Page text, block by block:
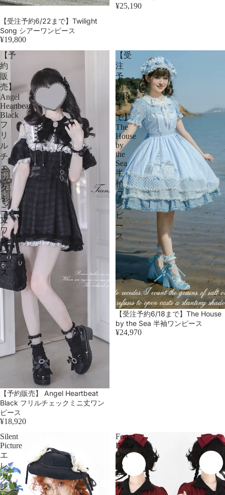
売り切れ
【受注予約6/22まで】Twilight
Song シアーワンピース
¥19,800
¥25,190
【予
約
販
売】
Angel
Heartbeat
Black
フ
リ
ル
チ
ェ
ッ
ク
ミ
ニ
丈
ワ
ン
ピ
ー
ス
【予約販売】 Angel Heartbeat
Black フリルチェックミニ丈ワン
ピース
¥18,920
【受
注
予
約
6/18
ま
で】
The
House
by
the
Sea
半
袖
ワ
ン
ピ
ー
ス
売り切れ
【受注予約6/18まで】The House
by the Sea 半袖ワンピース
¥24,970
Silent
Picture
エ
レ
ガ
ン
Forest
Polka
Dot
ハ
ー
ト